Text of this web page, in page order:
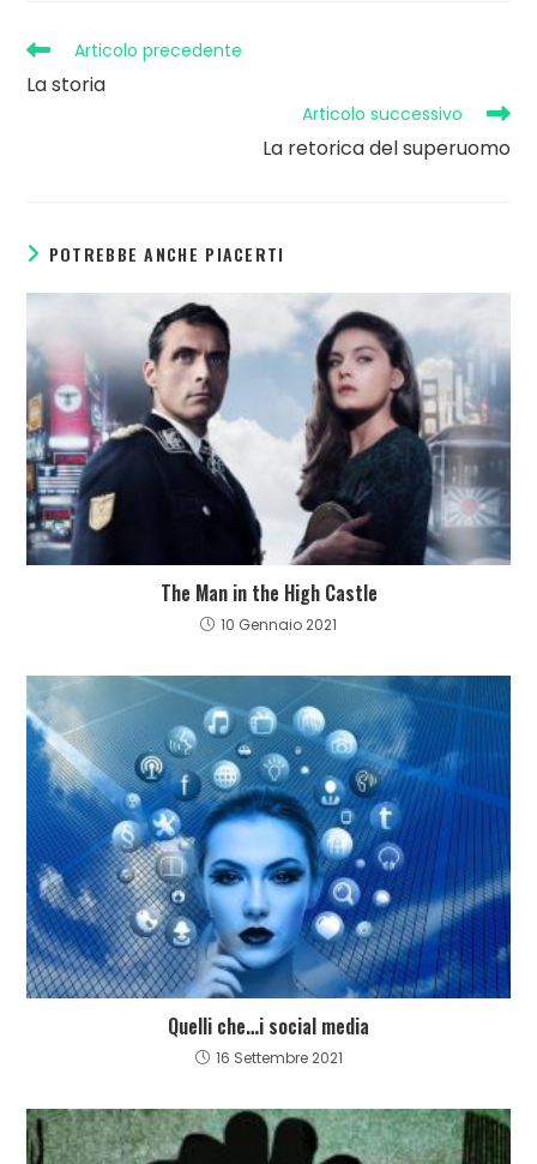
Articolo precedente
La storia
Articolo successivo
La retorica del superuomo
POTREBBE ANCHE PIACERTI
The Man in the High Castle
10 Gennaio 2021
Quelli che…i social media
16 Settembre 2021